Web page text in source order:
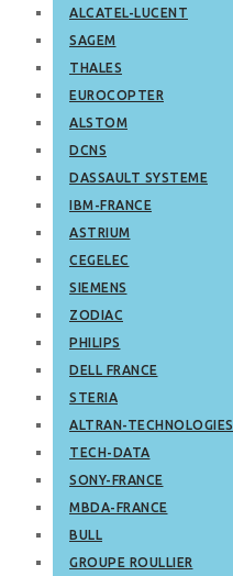
ALCATEL-LUCENT
SAGEM
THALES
EUROCOPTER
ALSTOM
DCNS
DASSAULT SYSTEME
IBM-FRANCE
ASTRIUM
CEGELEC
SIEMENS
ZODIAC
PHILIPS
DELL FRANCE
STERIA
ALTRAN-TECHNOLOGIES
TECH-DATA
SONY-FRANCE
MBDA-FRANCE
BULL
GROUPE ROULLIER